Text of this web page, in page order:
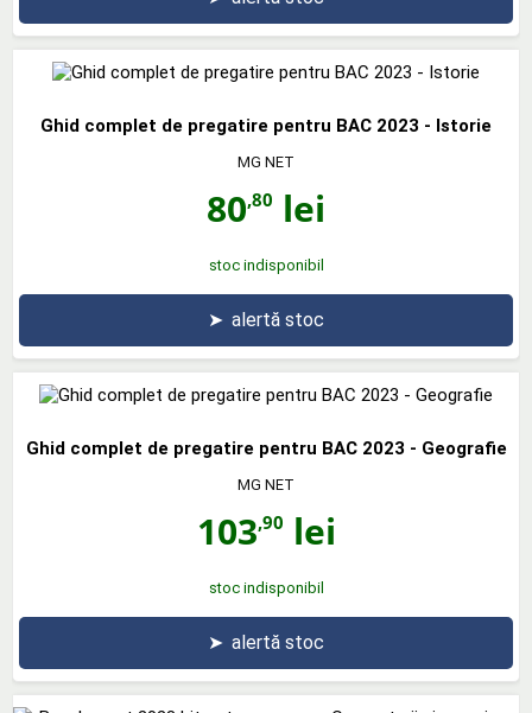
Ghid complet de pregatire pentru BAC 2023 - Istorie
MG NET
80,80 lei
stoc indisponibil
➤ alertă stoc
Ghid complet de pregatire pentru BAC 2023 - Geografie
MG NET
103,90 lei
stoc indisponibil
➤ alertă stoc